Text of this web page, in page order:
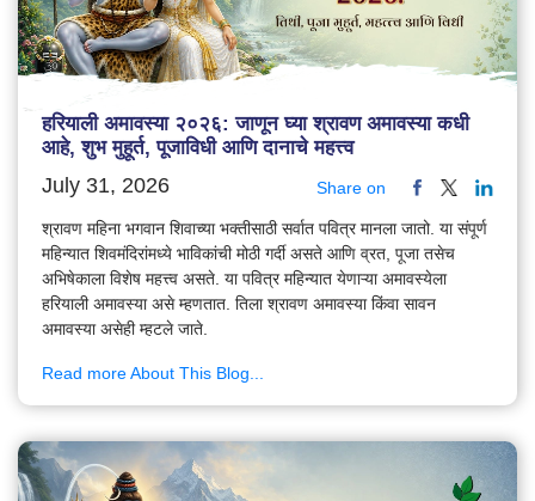
हरियाली अमावस्या २०२६: जाणून घ्या श्रावण अमावस्या कधी
आहे, शुभ मुहूर्त, पूजाविधी आणि दानाचे महत्त्व
July 31, 2026 Share on
श्रावण महिना भगवान शिवाच्या भक्तीसाठी सर्वात पवित्र मानला जातो. या संपूर्ण
महिन्यात शिवमंदिरांमध्ये भाविकांची मोठी गर्दी असते आणि व्रत, पूजा तसेच
अभिषेकाला विशेष महत्त्व असते. या पवित्र महिन्यात येणाऱ्या अमावस्येला
हरियाली अमावस्या असे म्हणतात. तिला श्रावण अमावस्या किंवा सावन
अमावस्या असेही म्हटले जाते.
Read more About This Blog...